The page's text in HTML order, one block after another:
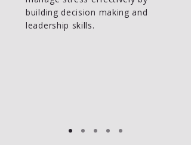
building decision making and
leadership skills.